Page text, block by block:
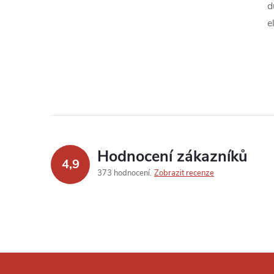
4,9 Hodnocení zákazníků
373 hodnocení Zobrazit recenze